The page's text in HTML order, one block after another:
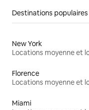
Destinations
New York
Florence
Miami